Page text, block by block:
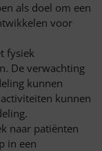
als doel om een
voor
fysiek
De verwachting
kunnen
kunnen
naar patiënten
in een